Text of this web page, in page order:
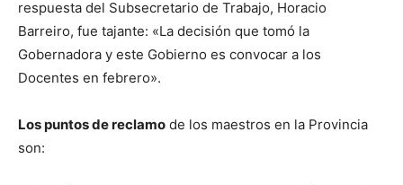
respuesta del Subsecretario de Trabajo, Horacio
Barreiro, fue tajante: «La decisión que tomó la
Gobernadora y este Gobierno es convocar a los
Docentes en febrero».
Los puntos de reclamo de los maestros en la Provincia
son: